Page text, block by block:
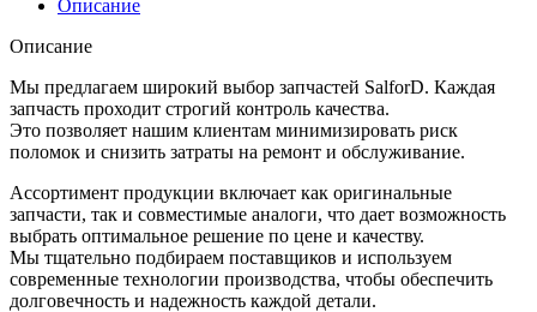
Описание
Описание
Мы предлагаем широкий выбор запчастей SalforD. Каждая
запчасть проходит строгий контроль качества.
Это позволяет нашим клиентам минимизировать риск
поломок и снизить затраты на ремонт и обслуживание.
Ассортимент продукции включает как оригинальные
запчасти, так и совместимые аналоги, что дает возможность
выбрать оптимальное решение по цене и качеству.
Мы тщательно подбираем поставщиков и используем
современные технологии производства, чтобы обеспечить
долговечность и надежность каждой детали.